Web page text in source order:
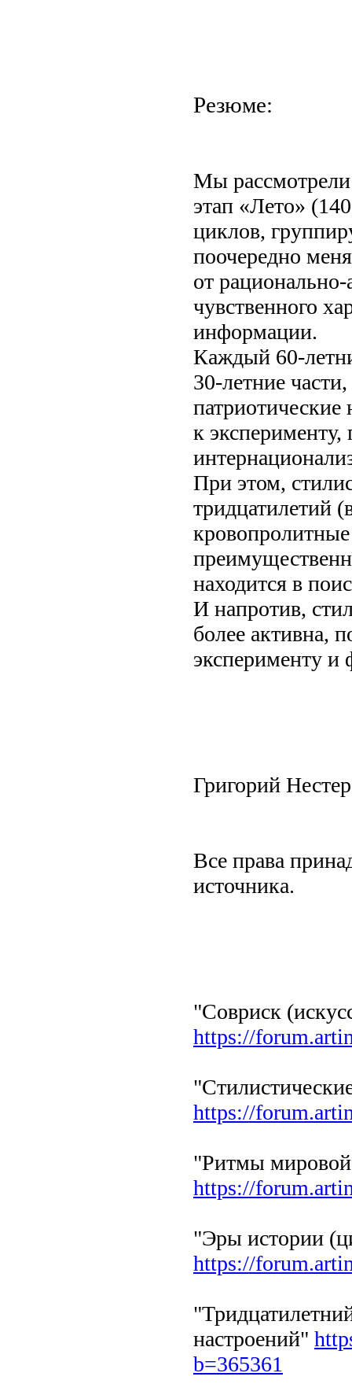
Резюме:
Мы
этап «Лето»
циклов,
поочередно
от
чувственного
информации.
Каждый 60-
30-летние
патриотические
к
При этом,
тридцатилетий
находится в
И напротив,
более активна,
эксперименту
Григорий
Все права
источника.
"Совриск
https://
https://
"Ритмы
https://
"Эры истории
https://
настроений"
b=365361